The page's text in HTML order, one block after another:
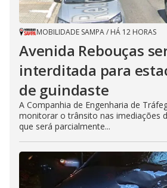
MOBILIDADE SAMPA/ HÁ 12 HORAS
Avenida Rebouças
interditada para
de guindaste
A Companhia de Engenharia de
monitorar o trânsito nas imediações
que será parcialmente...